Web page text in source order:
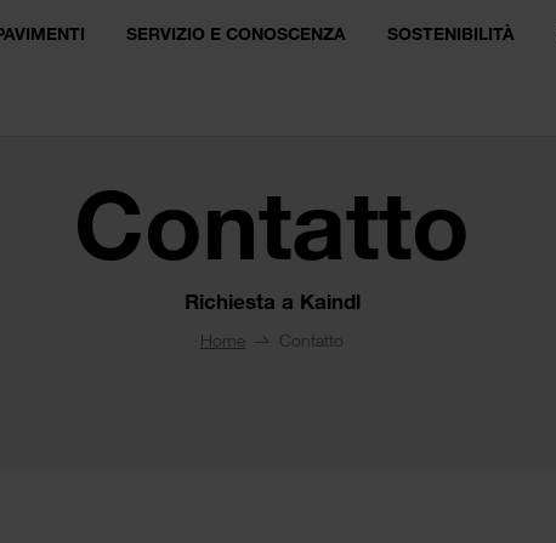
SERVIZIO E CONOSCENZA SOSTENIBILITÀ
Contatto
Richiesta a Kaindl
Home Contatto